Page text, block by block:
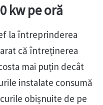
kw pe oră
la întreprinderea
că întreținerea
mai puțin decât
instalate consumă
obișnuite de pe